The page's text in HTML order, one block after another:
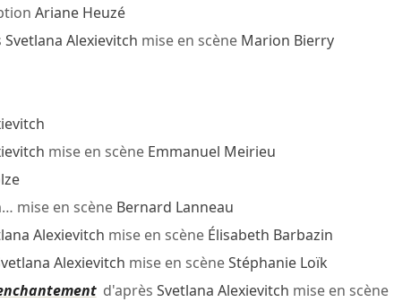
Ariane Heuzé
Svetlana Alexievitch mise en scène Marion Bierry
mise en scène Emmanuel Meirieu
… mise en scène Bernard Lanneau
Alexievitch mise en scène Élisabeth Barbazin
Alexievitch mise en scèneStéphanie Loïk
d'après Svetlana Alexievitch mise en scène